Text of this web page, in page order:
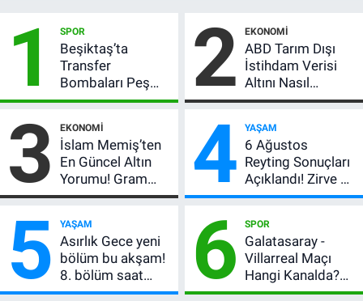
1 SPOR
Beşiktaş’ta
Transfer
Bombaları Peş
Peşe! Adalı
Açıkladı, 5 Yıldız
Daha Listede
2 EKONOMI
ABD Tarım Dışı
İstihdam Verisi
Altını Nasıl
Etkiler? Çok Basit
3 EKONOMI
İslam Memiş’ten
En Güncel Altın
Yorumu! Gram
Altın İçin 6.350 TL
Beklentisi
Değişmedi
4 YAŞAM
6 Ağustos
Reyting Sonuçları
Açıklandı! Zirve El
Değiştirdi:
MasterChef'i
Geride Bıraktı
5 YAŞAM
Asırlık Gece yeni
bölüm bu akşam!
8. bölüm saat
kaçta, TRT 1 canlı
6 SPOR
Galatasaray -
Villarreal Maçı
Hangi Kanalda?
Hazırlık Maçı Ne